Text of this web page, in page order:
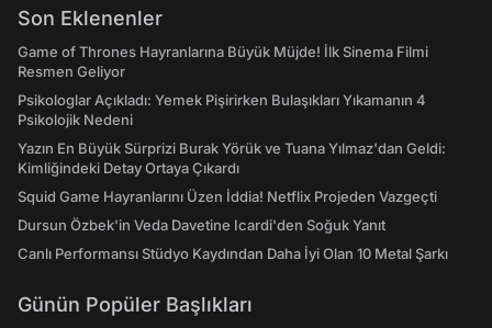
Son Eklenenler
Game of Thrones Hayranlarına Büyük Müjde! İlk Sinema Filmi
Resmen Geliyor
Psikologlar Açıkladı: Yemek Pişirirken Bulaşıkları Yıkamanın 4
Psikolojik Nedeni
Yazın En Büyük Sürprizi Burak Yörük ve Tuana Yılmaz'dan Geldi:
Kimliğindeki Detay Ortaya Çıkardı
Squid Game Hayranlarını Üzen İddia! Netflix Projeden Vazgeçti
Dursun Özbek'in Veda Davetine Icardi'den Soğuk Yanıt
Canlı Performansı Stüdyo Kaydından Daha İyi Olan 10 Metal Şarkı
Günün Popüler Başlıkları